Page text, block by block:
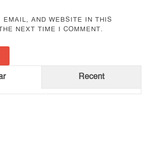
EMAIL, AND WEBSITE IN THIS
NEXT TIME I COMMENT.
Recent